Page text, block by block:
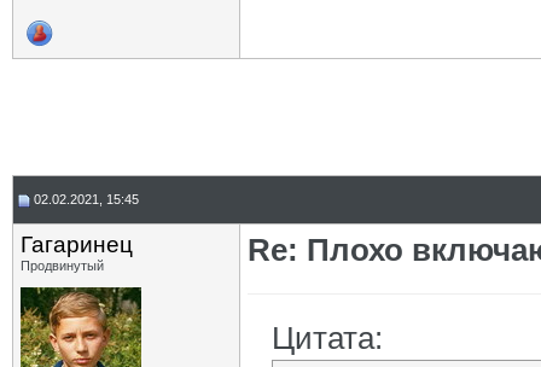
02.02.2021, 15:45
Гагаринец
Продвинутый Re: Плохо
Цитата: